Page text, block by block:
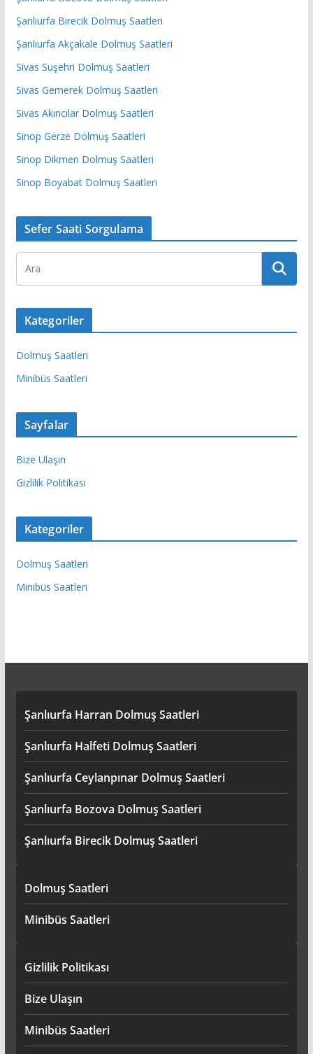
Şanlıurfa Birecik Dolmuş Saatleri
Şanlıurfa Akçakale Dolmuş Saatleri
Sivas Suşehri Dolmuş Saatleri
Sivas Gemerek Dolmuş Saatleri
Sivas Akıncılar Dolmuş Saatleri
Sinop Gerze Dolmuş Saatleri
Sinop Dikmen Dolmuş Saatleri
Sinop Boyabat Dolmuş Saatleri
Sefer Saati Sorgulama
Kategoriler
Dolmuş Saatleri
Minibüs Saatleri
Sayfalar
Bize Ulaşın
Gizlilik Politikası
Kategoriler
Dolmuş Saatleri
Minibüs Saatleri
Şanlıurfa Harran Dolmuş Saatleri
Şanlıurfa Halfeti Dolmuş Saatleri
Şanlıurfa Ceylanpınar Dolmuş Saatleri
Şanlıurfa Bozova Dolmuş Saatleri
Şanlıurfa Birecik Dolmuş Saatleri
Dolmuş Saatleri
Minibüs Saatleri
Gizlilik Politikası
Bize Ulaşın
Minibüs Saatleri